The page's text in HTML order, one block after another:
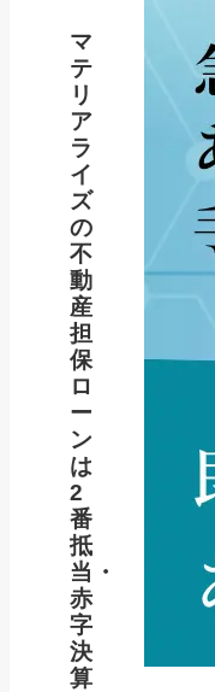
マ
テ
リ
ア
ラ
イ
ズ
の
不
動
産
担
保
ロ
ー
ン
は
2
番
抵
当・
赤
字
決
算